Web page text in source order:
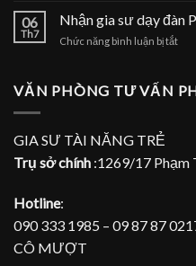
gia
dạy
tại
06
Th7
Nhận gia sư dạy đàn
Chức năng bình luận bị tắtở
sư
nhà
VĂN PHÒNG TƯ VẤN
GIA SƯ TÀI NĂNG TRẺ
Trụ sở chính :1269/17 Phạm
Hotline:
090 333 1985 – 09 87 87
CÔ MƯỢT